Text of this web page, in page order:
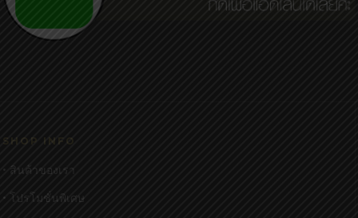
SHOP INFO
• สินค้าของเรา
• โปรโมชั่นพิเศษ